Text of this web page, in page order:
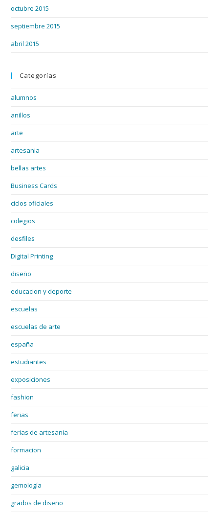
octubre 2015
septiembre 2015
abril 2015
Categorías
alumnos
anillos
arte
artesania
bellas artes
Business Cards
ciclos oficiales
colegios
desfiles
Digital Printing
diseño
educacion y deporte
escuelas
escuelas de arte
españa
estudiantes
exposiciones
fashion
ferias
ferias de artesania
formacion
galicia
gemología
grados de diseño